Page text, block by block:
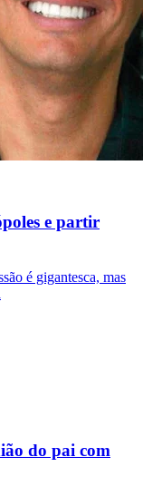
e partir
é gigantesca, mas
do pai com